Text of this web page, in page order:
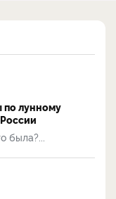
по лунному
была?...